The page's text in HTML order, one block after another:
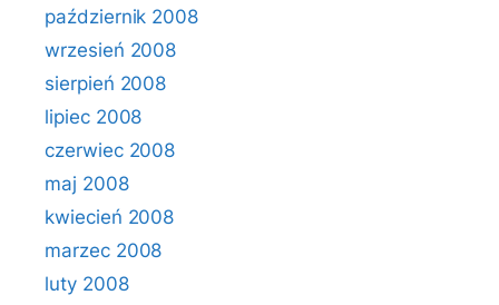
październik 2008
wrzesień 2008
sierpień 2008
lipiec 2008
czerwiec 2008
maj 2008
kwiecień 2008
marzec 2008
luty 2008